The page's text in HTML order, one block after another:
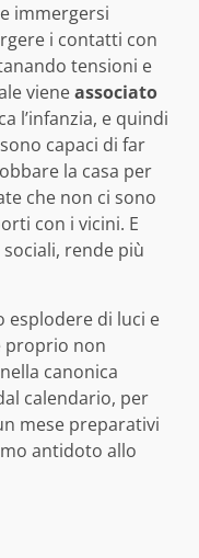
immergersi
i contatti con
tensioni e
vieneassociato
l’infanzia, e quindi
capaci di far
la casa per
che non ci sono
con i vicini. E
rende più
esplodere di luci e
proprio non
canonica
calendario, per
mese preparativi
antidoto allo